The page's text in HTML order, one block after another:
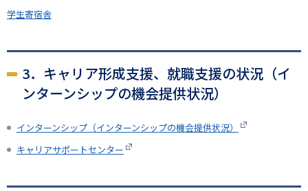
学生寄宿舎
3．キャリア形成支援、就職支援の状況（イ
ンターンシップの機会提供状況）
インターンシップ（インターンシップの機会提供状況）
キャリアサポートセンター